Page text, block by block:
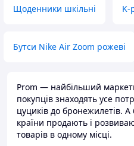
Щоденники шкільні K-
Бутси Nike Air Zoom рожеві
Prom — найбільший
покупців знаходять усе
цуциків до бронежилетів. А
країни продають і
товарів в одному місці.